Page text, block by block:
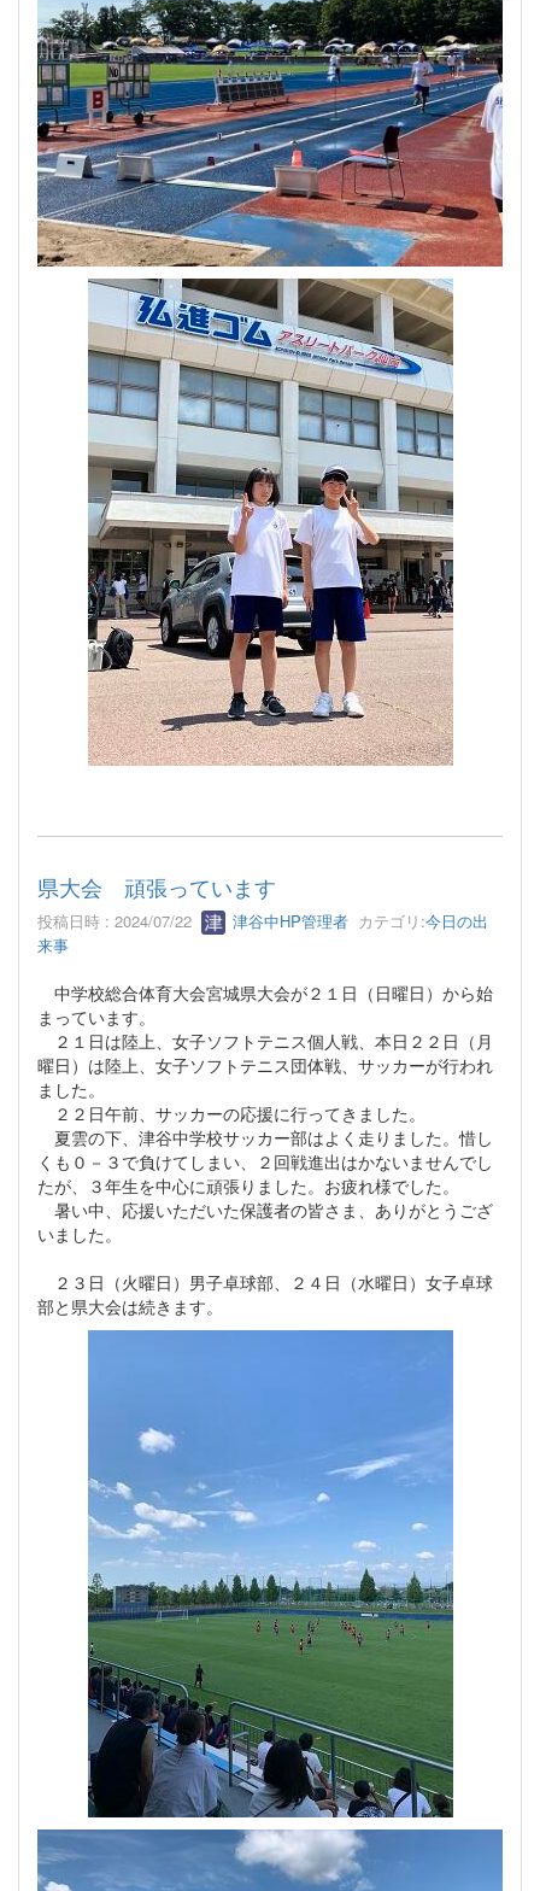
県大会 頑張っています
投稿日時 : 2024/07/22 津谷中HP管理者 カテゴリ:今日の出
来事
中学校総合体育大会宮城県大会が２１日（日曜日）から始
まっています。
２１日は陸上、女子ソフトテニス個人戦、本日２２日（月
曜日）は陸上、女子ソフトテニス団体戦、サッカーが行われ
ました。
２２日午前、サッカーの応援に行ってきました。
夏雲の下、津谷中学校サッカー部はよく走りました。惜し
くも０－３で負けてしまい、２回戦進出はかないませんでし
たが、３年生を中心に頑張りました。お疲れ様でした。
暑い中、応援いただいた保護者の皆さま、ありがとうござ
いました。
２３日（火曜日）男子卓球部、２４日（水曜日）女子卓球
部と県大会は続きます。